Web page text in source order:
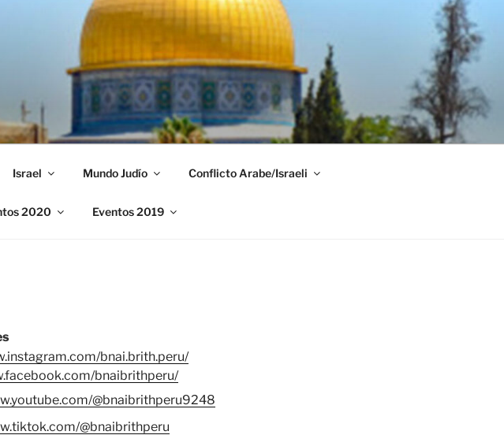
Israel Mundo Judío Conflicto Arabe/Israeli
2020 Eventos 2019
bnai.brith.peru/
bnaibrithperu/
@bnaibrithperu9248
@bnaibrithperu